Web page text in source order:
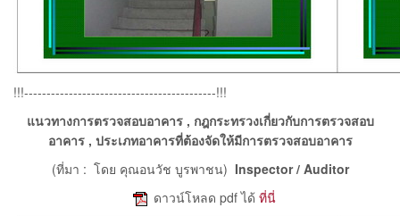
!!!-------------------------------------------!!!
แนวทางการตรวจสอบอาคาร , กฎกระทรวงเกี่ยวกับการตรวจสอบ
อาคาร , ประเภทอาคารที่ต้องจัดให้มีการตรวจสอบอาคาร
(ที่มา : โดย คุณอนวัช บูรพาชน) Inspector / Auditor
ดาวน์โหลด pdf ได้ ที่นี่